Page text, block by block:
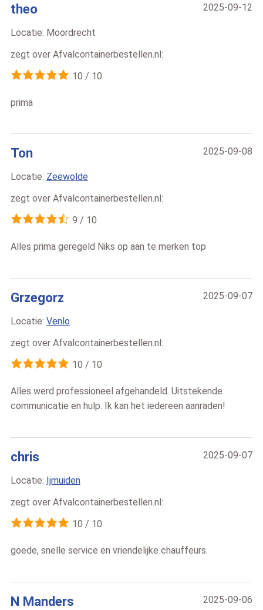
2025-09-12
theo
Locatie: Moordrecht
zegt over Afvalcontainerbestellen.nl:
10 / 10
prima
2025-09-08
Ton
Locatie: Zeewolde
zegt over Afvalcontainerbestellen.nl :
9 / 10
Alles prima geregeld Niks op aan te merken top
2025-09-07
Grzegorz
Locatie: Venlo
zegt over Afvalcontainerbestellen.nl :
10 / 10
Alles werd professioneel afgehandeld. Uitstekende
communicatie en hulp. Ik kan het iedereen aanraden!
2025-09-07
chris
Locatie: Ijmuiden
zegt over Afvalcontainerbestellen.nl :
10 / 10
goede, snelle service en vriendelijke chauffeurs.
2025-09-06
N Manders